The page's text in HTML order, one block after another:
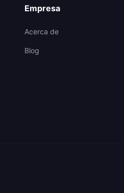
Empresa
Acerca de
Blog